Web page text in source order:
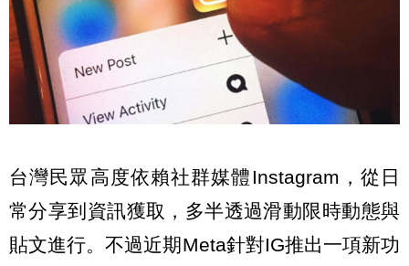
台灣民眾高度依賴社群媒體Instagram，從日
常分享到資訊獲取，多半透過滑動限時動態與
貼文進行。不過近期Meta針對IG推出一項新功